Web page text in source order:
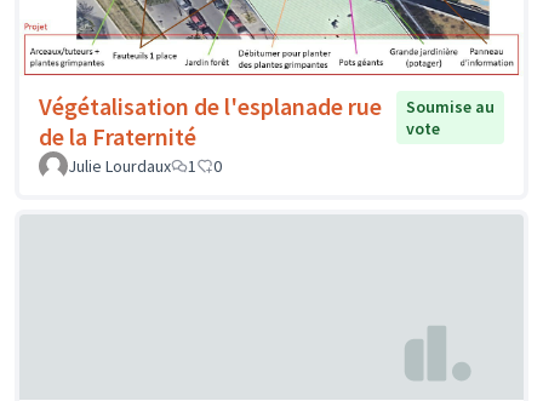
Végétalisation de l'esplanade rue
de la Fraternité
Soumise au
vote
Julie Lourdaux
1 0